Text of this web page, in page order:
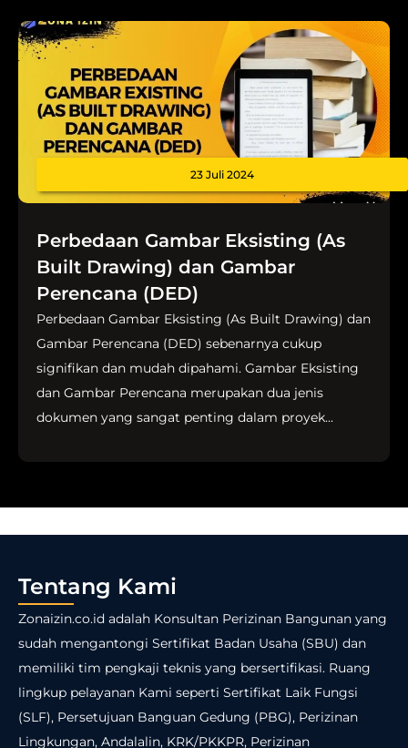
23 Juli 2024
Perbedaan Gambar Eksisting (As
Built Drawing) dan Gambar
Perencana (DED)
Perbedaan Gambar Eksisting (As Built Drawing) dan
Gambar Perencana (DED) sebenarnya cukup
signifikan dan mudah dipahami. Gambar Eksisting
dan Gambar Perencana merupakan dua jenis
dokumen yang sangat penting dalam proyek...
Tentang Kami
Zonaizin.co.id adalah Konsultan Perizinan Bangunan yang
sudah mengantongi Sertifikat Badan Usaha (SBU) dan
memiliki tim pengkaji teknis yang bersertifikasi. Ruang
lingkup pelayanan Kami seperti Sertifikat Laik Fungsi
(SLF), Persetujuan Banguan Gedung (PBG), Perizinan
Lingkungan, Andalalin, KRK/PKKPR, Perizinan